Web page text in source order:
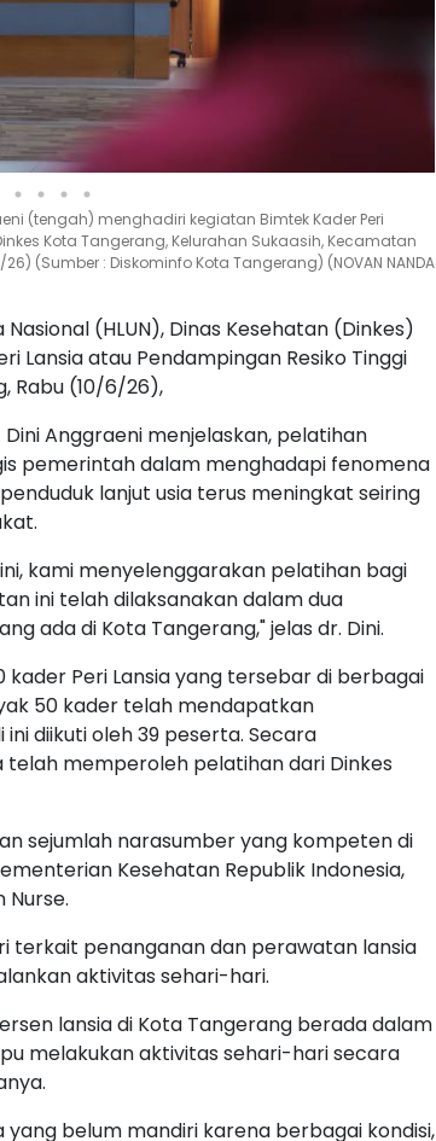
(tengah) menghadiri kegiatan Bimtek Kader Peri
Kota Tangerang, Kelurahan Sukaasih, Kecamatan
(Sumber : Diskominfo Kota Tangerang) (NOVAN NANDA
(HLUN), Dinas Kesehatan (Dinkes)
Lansia atau Pendampingan Resiko Tinggi
Rabu (10/6/26),
Anggraeni menjelaskan, pelatihan
pemerintah dalam menghadapi fenomena
lanjut usia terus meningkat seiring
kami menyelenggarakan pelatihan bagi
ini telah dilaksanakan dalam dua
ada di Kota Tangerang," jelas dr. Dini.
Peri Lansia yang tersebar di berbagai
50 kader telah mendapatkan
diikuti oleh 39 peserta. Secara
telah memperoleh pelatihan dari Dinkes
sejumlah narasumber yang kompeten di
Kesehatan Republik Indonesia,
Nurse.
penanganan dan perawatan lansia
aktivitas sehari-hari.
lansia di Kota Tangerang berada dalam
melakukan aktivitas sehari-hari secara
belum mandiri karena berbagai kondisi,